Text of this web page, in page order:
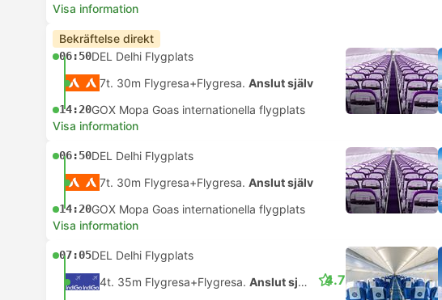
Visa information
Bekräftelse direkt
06:50DEL Delhi Flygplats
7t. 30m Flygresa+Flygresa. Anslut själv
14:20GOX Mopa Goas internationella flygplats
Visa information
06:50DEL Delhi Flygplats
7t. 30m Flygresa+Flygresa. Anslut själv
14:20GOX Mopa Goas internationella flygplats
Visa information
07:05DEL Delhi Flygplats
4t. 35m Flygresa+Flygresa. Anslut själv 4.7